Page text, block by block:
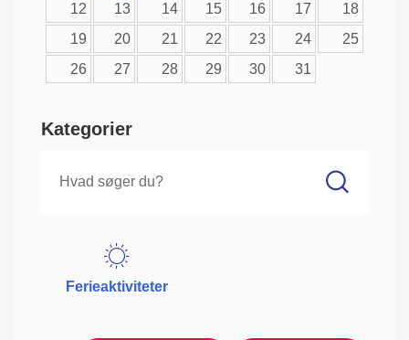
12
13 14 15 16 17
18
19
20 21 22 23 24
25
26
27 28 29 30 31
Kategorier
Ferieaktiviteter